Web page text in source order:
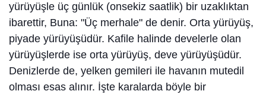
yürüyüşle üç günlük (onsekiz saatlik) bir uzaklıktan
ibarettir, Buna: "Üç merhale" de denir. Orta yürüyüş,
piyade yürüyüşüdür. Kafile halinde develerle olan
yürüyüşlerde ise orta yürüyüş, deve yürüyüşüdür.
Denizlerde de, yelken gemileri ile havanın mutedil
olması esas alınır. İşte karalarda böyle bir